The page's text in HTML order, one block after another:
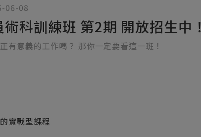
06-08
科訓練班 第2期 開放招生中！
有意義的工作嗎？ 那你一定要看這一班！
實戰型課程